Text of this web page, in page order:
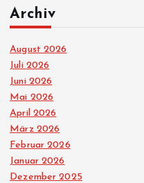
Archiv
August 2026
Juli 2026
Juni 2026
Mai 2026
April 2026
März 2026
Februar 2026
Januar 2026
Dezember 2025